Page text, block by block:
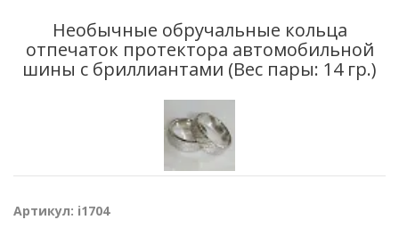
Необычные обручальные кольца
отпечаток протектора автомобильной
шины с бриллиантами (Вес пары: 14 гр.)
Артикул: i1704